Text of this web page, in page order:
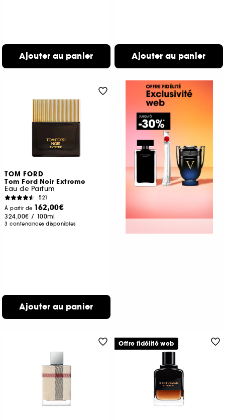
Ajouter au panier Ajouter au panier
TOM FORD
Tom Ford Noir Extreme
Eau de Parfum
521
À partir de 162,00€
324,00€ / 100ml
3 contenances disponibles
Ajouter au panier
Offre fidélité web